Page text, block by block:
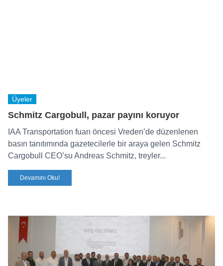
Üyeler
Schmitz Cargobull, pazar payını koruyor
IAA Transportation fuarı öncesi Vreden’de düzenlenen
basın tanıtımında gazetecilerle bir araya gelen Schmitz
Cargobull CEO’su Andreas Schmitz, treyler...
Devamını Oku!